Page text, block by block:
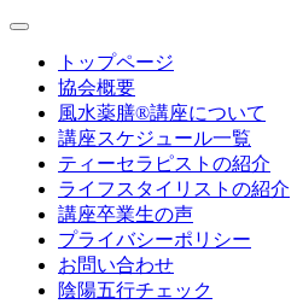
toggle
navigationトップページ
協会概要
風水薬膳®講座について
講座スケジュール一覧
ティーセラピストの紹介
ライフスタイリストの紹介
講座卒業生の声
プライバシーポリシー
お問い合わせ
陰陽五行チェック